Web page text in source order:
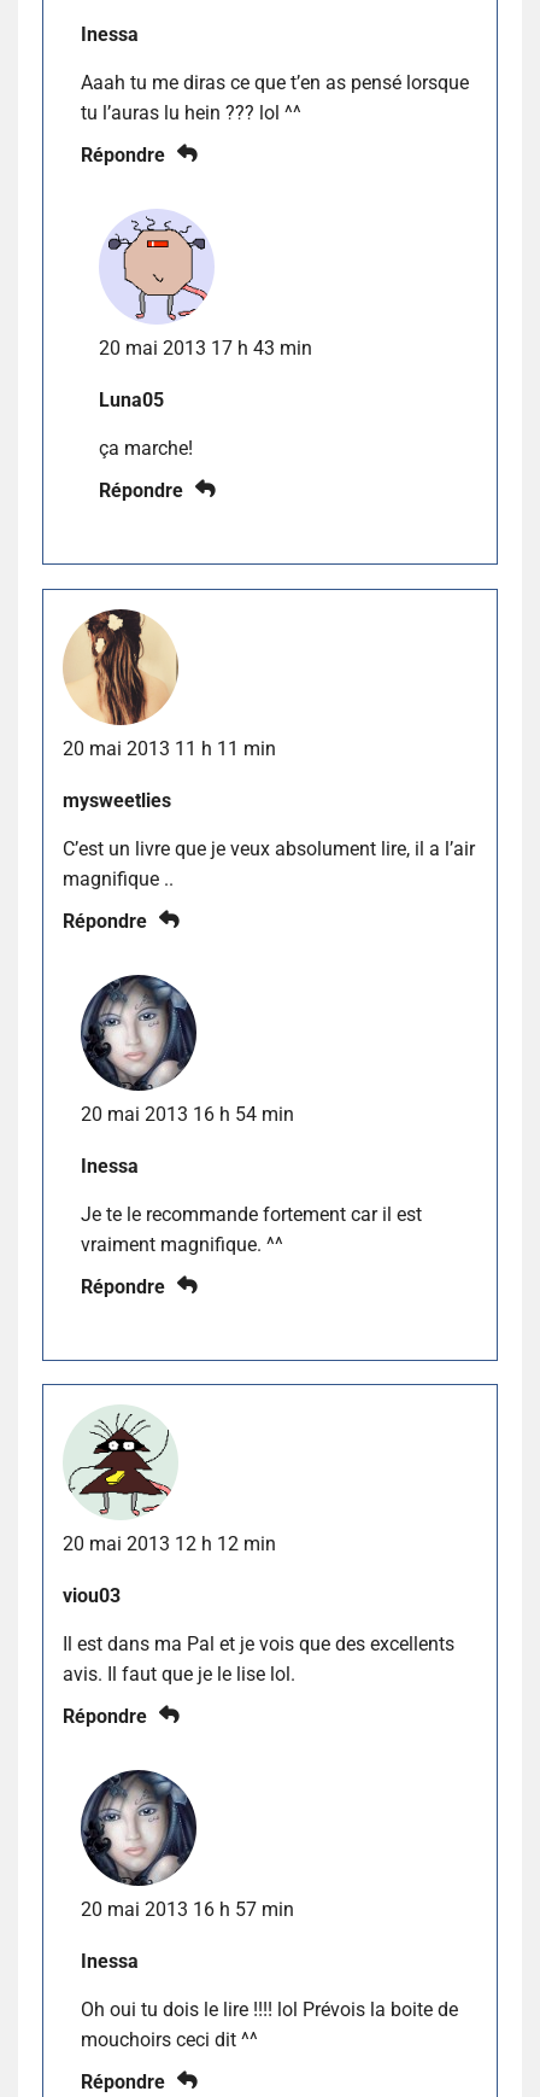
Inessa
Aaah tu me diras ce que t’en as pensé lorsque
tu l’auras lu hein ??? lol ^^
Répondre
20 mai 2013 17 h 43 min
Luna05
ça marche!
Répondre
20 mai 2013 11 h 11 min
mysweetlies
C’est un livre que je veux absolument lire, il a l’air
magnifique ..
Répondre
20 mai 2013 16 h 54 min
Inessa
Je te le recommande fortement car il est
vraiment magnifique. ^^
Répondre
20 mai 2013 12 h 12 min
viou03
Il est dans ma Pal et je vois que des excellents
avis. Il faut que je le lise lol.
Répondre
20 mai 2013 16 h 57 min
Inessa
Oh oui tu dois le lire !!!! lol Prévois la boite de
mouchoirs ceci dit ^^
Répondre